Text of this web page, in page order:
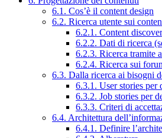
6.1. Cos’è il content design
6.2. Ricerca utente sui
6.2.1. Content
6.2.2. Dati di ricerca
6.2.3. Ricerca tramite
6.2.4. Ricerca sui
6.3. Dalla ricerca ai bisogni
6.3.1. User stories per
6.3.2. Job stories per
6.3.3. Criteri di
6.4. Architettura
6.4.1. Definire